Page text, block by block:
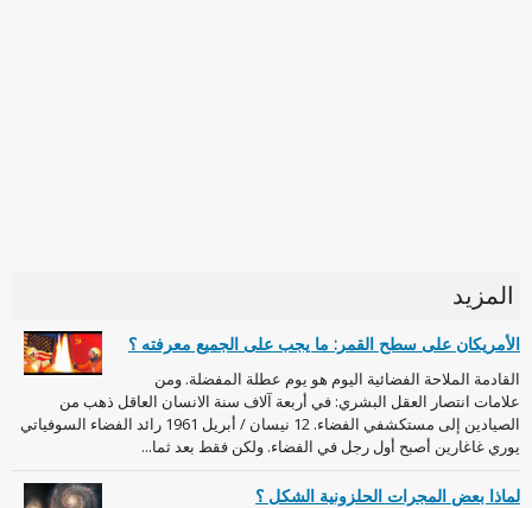
المزيد
الأمريكان على سطح القمر: ما يجب على الجميع معرفته ؟
القادمة الملاحة الفضائية اليوم هو يوم عطلة المفضلة. ومن
علامات انتصار العقل البشري: في أربعة آلاف سنة الانسان العاقل ذهب من
الصيادين إلى مستكشفي الفضاء. 12 نيسان / أبريل 1961 رائد الفضاء السوفياتي
يوري غاغارين أصبح أول رجل في الفضاء. ولكن فقط بعد ثما...
لماذا بعض المجرات الحلزونية الشكل ؟